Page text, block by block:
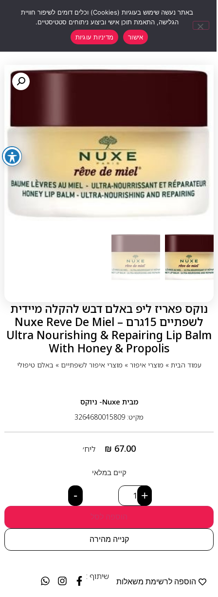
נוקס פאריז ליפ באלם דבש להקלה מיידית
לשפתיים 15גרם – Nuxe Reve De Miel
Ultra Nourishing & Repairing Lip Balm
With Honey & Propolis
עמוד הבית» מוצרי איפור» מוצרי איפור לשפתיים» באלם טיפולי
מבית Nuxe- ניוקס
מק״ט: 3264680015809
₪ 67.00 ליח׳
קיים במלאי
- +
הוספה לסל
קנייה מהירה
הוספה לרשימת משאלות
שיתוף :
באתר נעשה שימוש בעוגיות (Cookies) וכלים דומים לשיפור חוויית
הגלישה, התאמת תוכן אישי וביצוע ניתוחים סטטיסטיים.
אישור
מדיניות עוגיות